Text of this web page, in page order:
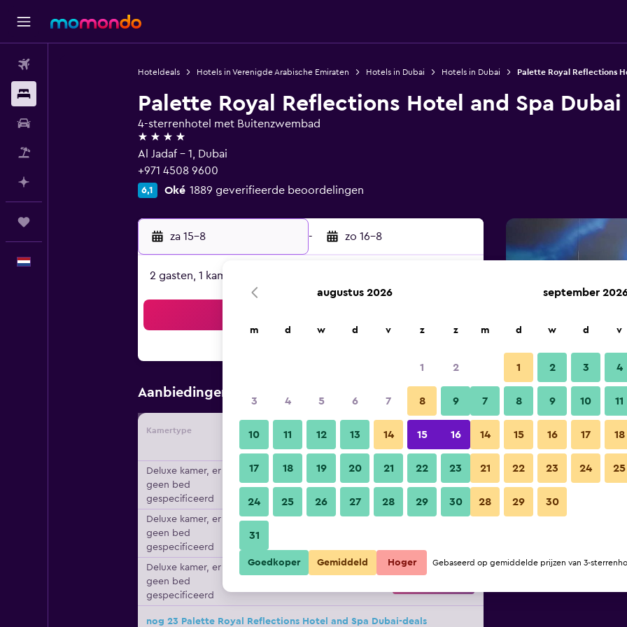
Hoteldeals Hotels in Verenigde Arabische Emiraten Hotels in Dubai Hotels in Dubai Palette Royal Reflections
Palette Royal Reflections Hotel and Spa Dubai
4-sterrenhotel met Buitenzwembad
4 sterren
Al Jadaf - 1, Dubai
+971 4508 9600
6,1 Oké 1889 geverifieerde beoordelingen
za 15-8 - zo 16-8
2 gasten, 1 kamer
Aanbiedingen vanaf Goedkoopste tarief per nacht
Kamertype Aanbieder
totaal per
Deluxe kamer, er is
geen bed
gespecificeerd
€ 28 Bekijk deal
Deluxe kamer, er is
geen bed
gespecificeerd
Deluxe kamer, er is
geen bed
gespecificeerd
nog 23 Palette Royal Reflections Hotel and Spa Dubai-deals
Andere
Palette Royal Reflections Hotel
augustus 2026
m d w d v z z
1 2
3 4 5 6 7 8 9
10 11 12 13 14 15 16
17 18 19 20 21 22 23
24 25 26 27 28 29 30
31
september
m d w d v
1 2 3 4
7 8 9 10 11
14 15 16 17 18
21 22 23 24 25
28 29 30
Goedkoper Gemiddeld Hoger Gebaseerd op gemiddelde prijzen van 3-